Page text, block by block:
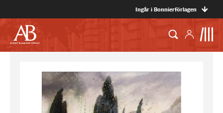
Ingår i Bonnierförlagen